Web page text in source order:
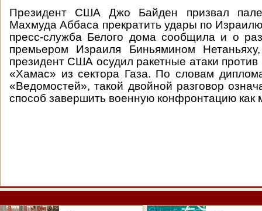
Президент США Джо Байден призвал
Махмуда Аббаса прекратить удары по
пресс-служба Белого дома сообщила и о
премьером Израиля Биньямином
президент США осудил ракетные атаки
«Хамас» из сектора Газа. По словам
«Ведомостей», такой двойной разговор
способ завершить военную конфронтацию как